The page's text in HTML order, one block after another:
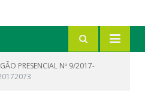
PRESENCIAL Nº 9/2017-